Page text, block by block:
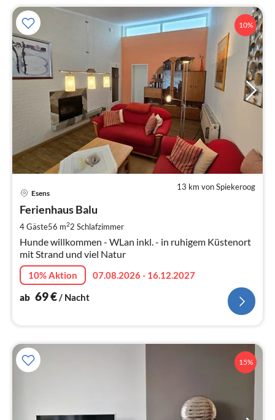
10%
13 km von Spiekeroog
Esens
Ferienhaus Balu
4 Gäste56 m22 Schlafzimmer
Hunde willkommen - WLan inkl. - in ruhigem Küstenort
mit Strand und viel Natur
10% Aktion
07.08.2026 - 16.12.2027
ab 69€/ Nacht
15%